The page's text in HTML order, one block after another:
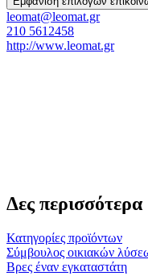
leomat@leomat.gr
210 5612458
http://www.leomat.gr
Δες περισσότερα
Κατηγορίες προϊόντων
Σύμβουλος οικιακών
Βρες έναν εγκαταστάτη